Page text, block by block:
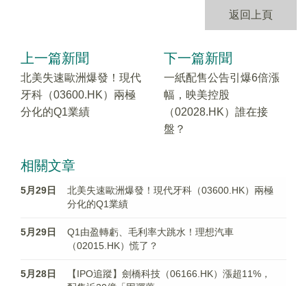
返回上頁
上一篇新聞
北美失速歐洲爆發！現代
牙科（03600.HK）兩極
分化的Q1業績
下一篇新聞
一紙配售公告引爆6倍漲
幅，映美控股
（02028.HK）誰在接
盤？
相關文章
5月29日
北美失速歐洲爆發！現代牙科（03600.HK）兩極
分化的Q1業績
5月29日
Q1由盈轉虧、毛利率大跳水！理想汽車
（02015.HK）慌了？
5月28日
【IPO追蹤】劍橋科技（06166.HK）漲超11%，